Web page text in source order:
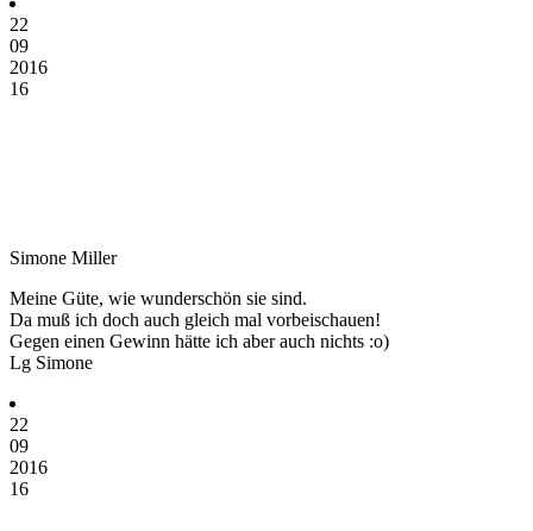
22
09
2016
16
Simone Miller
Meine Güte, wie wunderschön sie sind.
Da muß ich doch auch gleich mal vorbeischauen!
Gegen einen Gewinn hätte ich aber auch nichts :o)
Lg Simone
22
09
2016
16